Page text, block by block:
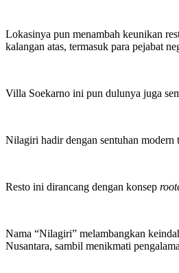
Lokasinya pun menambah keunikan
kalangan atas, termasuk para pejabat
Villa Soekarno ini pun dulunya juga
Nilagiri hadir dengan sentuhan modern
Resto ini dirancang dengan konsep
Nama “Nilagiri” melambangkan
Nusantara, sambil menikmati